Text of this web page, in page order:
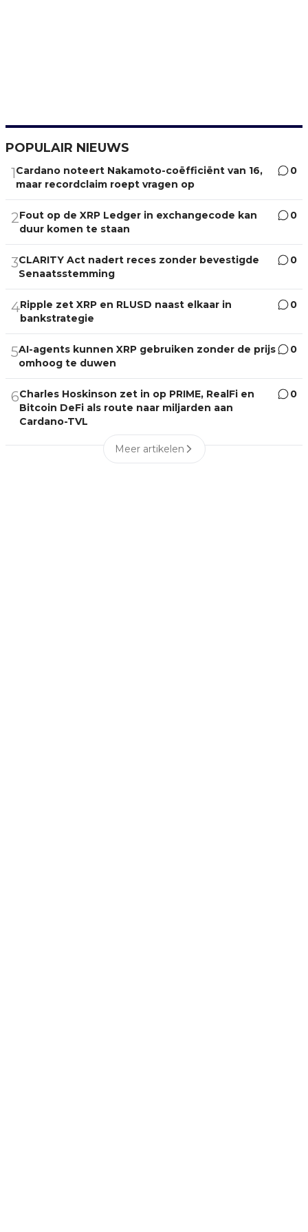
POPULAIR NIEUWS
1Cardano noteert Nakamoto-coëfficiënt van 16,
maar recordclaim roept vragen op
0
2Fout op de XRP Ledger in exchangecode kan
duur komen te staan
0
3CLARITY Act nadert reces zonder bevestigde
Senaatsstemming
0
4Ripple zet XRP en RLUSD naast elkaar in
bankstrategie
0
5AI-agents kunnen XRP gebruiken zonder de prijs
omhoog te duwen
0
6Charles Hoskinson zet in op PRIME, RealFi en
Bitcoin DeFi als route naar miljarden aan
Cardano-TVL
0
Meer artikelen